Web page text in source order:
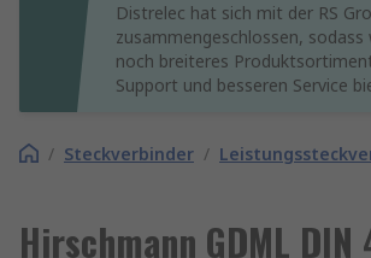
Distrelec hat sich mit der RS
zusammengeschlossen, sodass
noch breiteres
Support und besseren Service
/ Steckverbinder /
Hirschmann GDML DIN